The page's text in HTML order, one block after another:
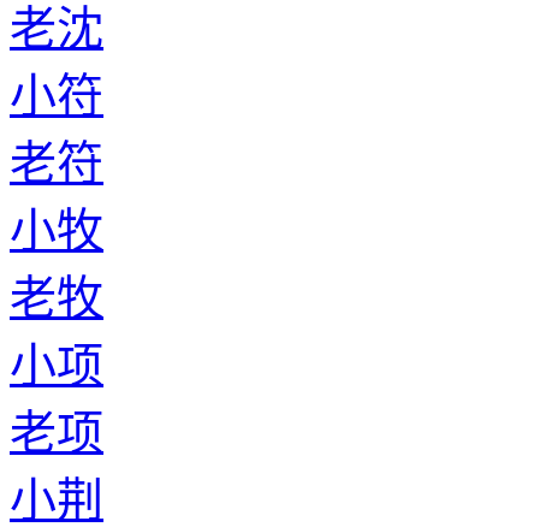
老沈
小符
老符
小牧
老牧
小项
老项
小荆